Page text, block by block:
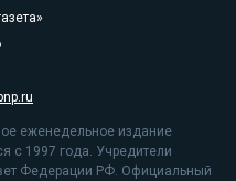
еженедельное издание
с 1997 года. Учредители
Федерации РФ. Официальный